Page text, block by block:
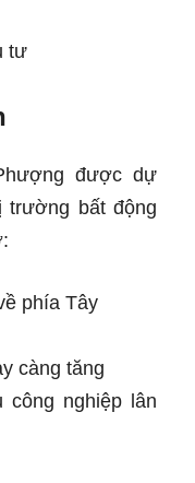
tư
được dự
trường bất động
phía Tây
càng tăng
nghiệp lân